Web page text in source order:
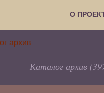
О
Каталог архив